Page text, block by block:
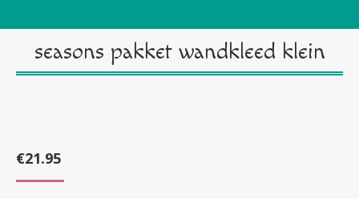
seasons pakket wandkleed klein
€21.95